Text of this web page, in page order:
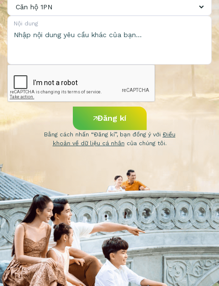
Nội dung
Bằng cách nhấn “Đăng kí”, bạn đồng ý với Điều
khoản về dữ liệu cá nhân của chúng tôi.
Đăng kí